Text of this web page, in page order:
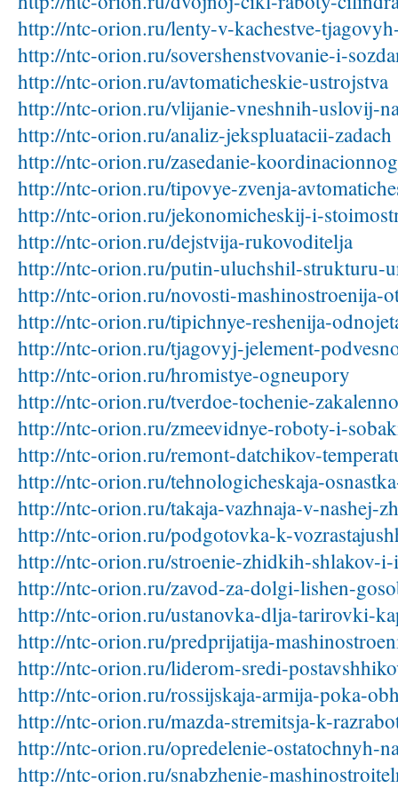
http://ntc-orion.ru/lenty-v-kachestve-
http://ntc-orion.ru/sovershenstvovanie-i-
http://ntc-orion.ru/avtomaticheskie-ustrojstva
http://ntc-orion.ru/vlijanie-vneshnih-uslovij-
http://ntc-orion.ru/analiz-jekspluatacii-zadach
http://ntc-orion.ru/zasedanie-
http://ntc-orion.ru/tipovye-zvenja-
http://ntc-orion.ru/jekonomicheskij-i-
http://ntc-orion.ru/dejstvija-rukovoditelja
http://ntc-orion.ru/putin-uluchshil-strukturu-
http://ntc-orion.ru/novosti-mashinostroenija-
http://ntc-orion.ru/tipichnye-reshenija-
http://ntc-orion.ru/tjagovyj-jelement-
http://ntc-orion.ru/hromistye-ogneupory
http://ntc-orion.ru/tverdoe-tochenie-
http://ntc-orion.ru/zmeevidnye-roboty-i-
http://ntc-orion.ru/remont-datchikov-
http://ntc-orion.ru/tehnologicheskaja-
http://ntc-orion.ru/takaja-vazhnaja-v-nashej-
http://ntc-orion.ru/podgotovka-k-
http://ntc-orion.ru/stroenie-zhidkih-shlakov-
http://ntc-orion.ru/zavod-za-dolgi-lishen-
http://ntc-orion.ru/ustanovka-dlja-tarirovki-
http://ntc-orion.ru/predprijatija-
http://ntc-orion.ru/liderom-sredi-
http://ntc-orion.ru/rossijskaja-armija-poka-
http://ntc-orion.ru/mazda-stremitsja-k-
http://ntc-orion.ru/opredelenie-ostatochnyh-
http://ntc-orion.ru/snabzhenie-